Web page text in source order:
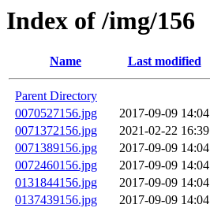
Index of /img/156
Name Last modified
Parent Directory
0070527156.jpg
2017-09-09 14:04
0071372156.jpg
2021-02-22 16:39
0071389156.jpg
2017-09-09 14:04
0072460156.jpg
2017-09-09 14:04
0131844156.jpg
2017-09-09 14:04
0137439156.jpg
2017-09-09 14:04